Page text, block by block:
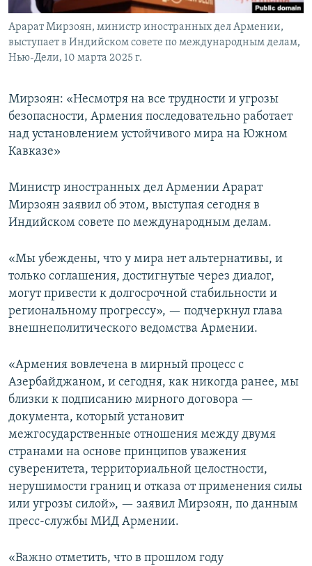
English
Русский
Арарат Мирзоян, министр иностранных дел Армении,
выступает в Индийском совете по международным делам,
Нью-Дели, 10 марта 2025 г.
Мирзоян: «Несмотря на все трудности и угрозы
безопасности, Армения последовательно работает
над установлением устойчивого мира на Южном
Кавказе»
Министр иностранных дел Армении Арарат
Мирзоян заявил об этом, выступая сегодня в
Индийском совете по международным делам.
«Мы убеждены, что у мира нет альтернативы, и
только соглашения, достигнутые через диалог,
могут привести к долгосрочной стабильности и
региональному прогрессу», — подчеркнул глава
внешнеполитического ведомства Армении.
«Армения вовлечена в мирный процесс с
Азербайджаном, и сегодня, как никогда ранее, мы
близки к подписанию мирного договора —
документа, который установит
межгосударственные отношения между двумя
странами на основе принципов уважения
суверенитета, территориальной целостности,
нерушимости границ и отказа от применения силы
или угрозы силой», — заявил Мирзоян, по данным
пресс-службы МИД Армении.
«Важно отметить, что в прошлом году